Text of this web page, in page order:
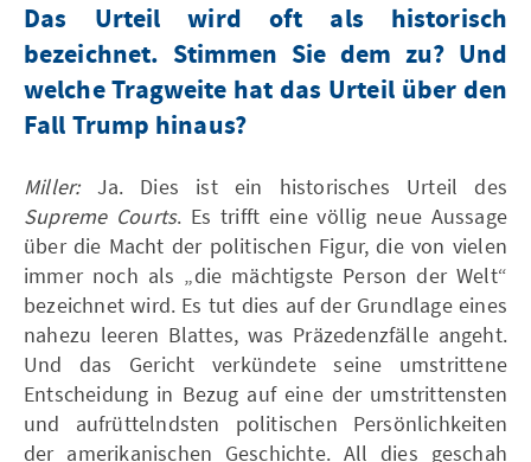
Das Urteil wird oft als historisch
bezeichnet. Stimmen Sie dem zu? Und
welche Tragweite hat das Urteil über den
Fall Trump hinaus?
Miller: Ja. Dies ist ein historisches Urteil des
Supreme Courts. Es trifft eine völlig neue Aussage
über die Macht der politischen Figur, die von vielen
immer noch als „die mächtigste Person der Welt“
bezeichnet wird. Es tut dies auf der Grundlage eines
nahezu leeren Blattes, was Präzedenzfälle angeht.
Und das Gericht verkündete seine umstrittene
Entscheidung in Bezug auf eine der umstrittensten
und aufrüttelndsten politischen Persönlichkeiten
der amerikanischen Geschichte. All dies geschah